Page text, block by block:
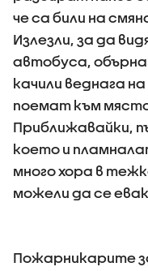
че са били на
Излезли, за да
автобуса,
качили веднага
поемат към
Приближавайки,
което и
много хора в
можели да се
Пожарникарите